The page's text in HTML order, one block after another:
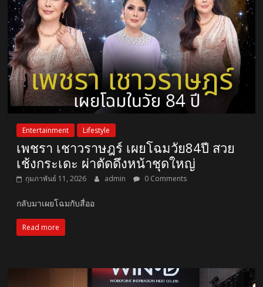
Entertainment Lifestyle
เพชรา เชาวราษฎร์ เผยโฉมวัย84ปี สวย
เช้งกระเดะ ผ่าตัดดึงหน้าชุดใหญ่
กุมภาพันธ์ 11, 2026 admin 0 Comments
กลับมาเผยโฉมกับสื่ออ
Read more